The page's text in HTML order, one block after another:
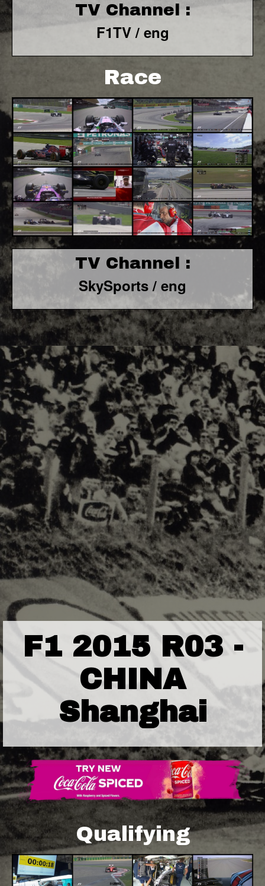
TV Channel :
F1TV / eng
Race
TV Channel :
SkySports / eng
F1 2015 R03 -
CHINA
Shanghai
Qualifying